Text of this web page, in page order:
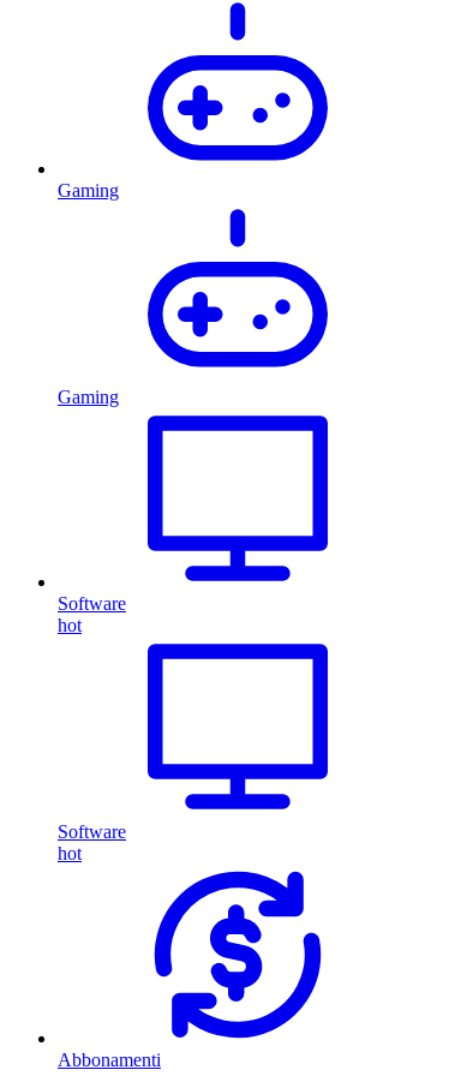
Gaming
Gaming
Software
hot
Software
hot
Abbonamenti